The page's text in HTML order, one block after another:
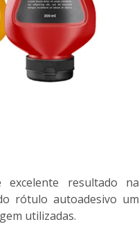
resultado na
rótulo autoadesivo um
utilizadas.